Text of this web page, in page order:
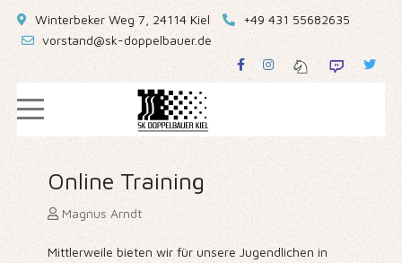
Winterbeker Weg 7, 24114 Kiel
+49 431 55682635
vorstand@sk-doppelbauer.de
Online Training
Magnus Arndt
Mittlerweile bieten wir für unsere Jugendlichen in